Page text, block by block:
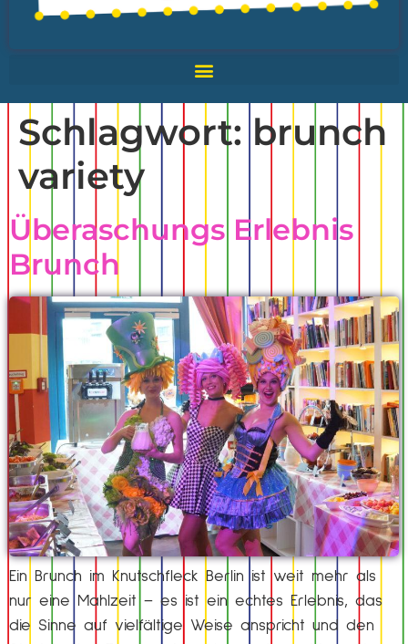
Schlagwort: brunch
variety
Überaschungs Erlebnis
Brunch
Ein Brunch im Knutschfleck Berlin ist weit mehr als
nur eine Mahlzeit – es ist ein echtes Erlebnis, das
die Sinne auf vielfältige Weise anspricht und den